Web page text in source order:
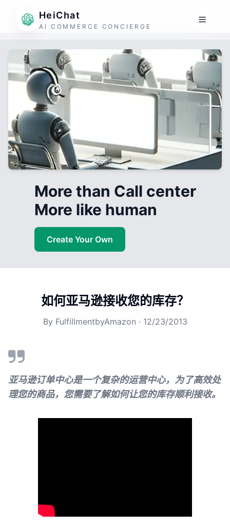
HeiChat
AI COMMERCE CONCIERGE
More than Call center
More like human
Create Your Own
如何亚马逊接收您的库存？
By FulfillmentbyAmazon · 12/23/2013
亚马逊订单中心是一个复杂的运营中心，为了高效处
理您的商品，您需要了解如何让您的库存顺利接收。